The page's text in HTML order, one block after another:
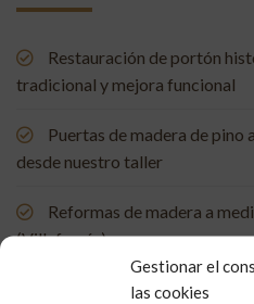
Gestionar el
las cookies
Restauración de portón
tradicional y mejora funcional
Puertas de madera de
desde nuestro taller
Reformas de madera a
(Villafamés)
Mueble de baño a medida